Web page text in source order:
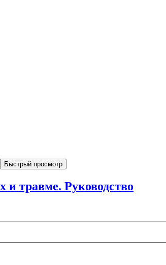
Быстрый просмотр
и травме. Руководство